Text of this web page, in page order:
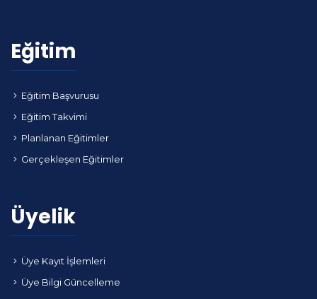
Eğitim
Eğitim Başvurusu
Eğitim Takvimi
Planlanan Eğitimler
Gerçekleşen Eğitimler
Üyelik
Üye Kayıt İşlemleri
Üye Bilgi Güncelleme